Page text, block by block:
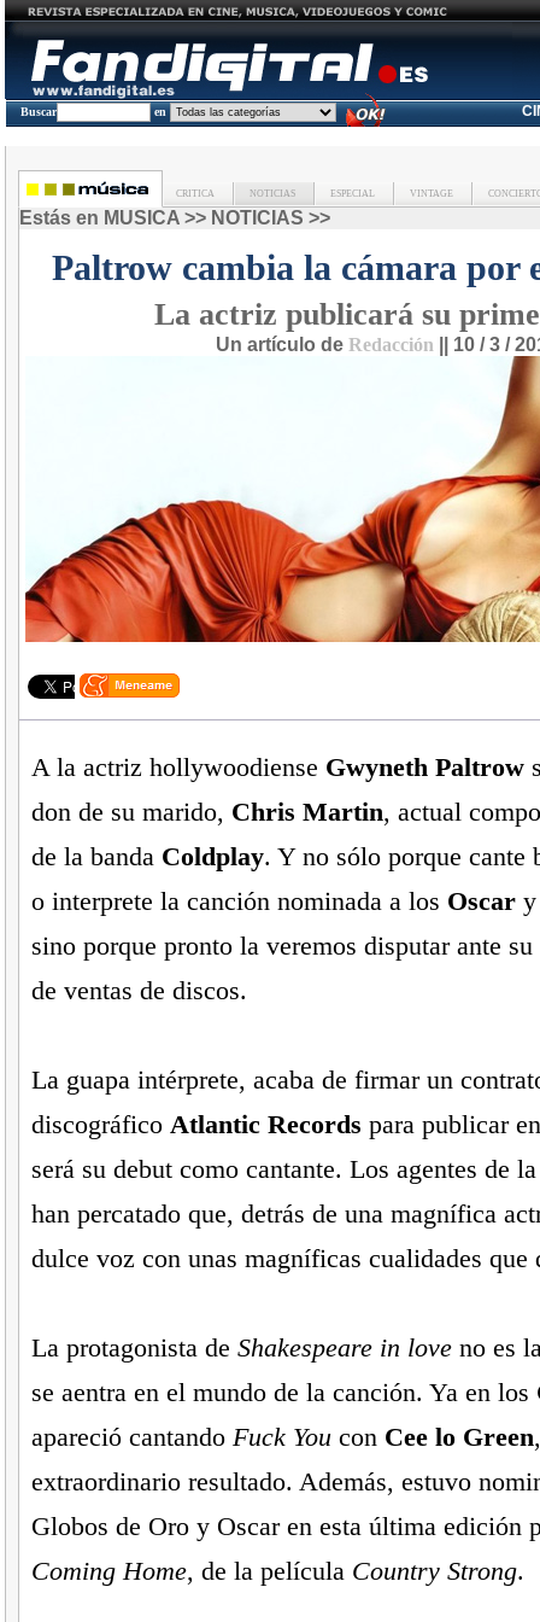
Buscar en
CRITICA NOTICIAS ESPECIAL VINTAGE
Estás en MUSICA >> NOTICIAS >>
Paltrow cambia la cámara por
La actriz publicará su
Un artículo de Redacción || 10 / 3 /
A la actriz hollywoodiense Gwyneth Paltrow
don de su marido, Chris Martin, actual
de la banda Coldplay. Y no sólo porque cante
o interprete la canción nominada a los Oscar
sino porque pronto la veremos disputar ante
de ventas de discos.
La guapa intérprete, acaba de firmar un
discográfico Atlantic Records para publicar
será su debut como cantante. Los agentes de
han percatado que, detrás de una magnífica
dulce voz con unas magníficas cualidades que
La protagonista de Shakespeare in loveno es
se aentra en el mundo de la canción. Ya en los
apareció cantando Fuck Youcon Cee lo Green
extraordinario resultado. Además, estuvo
Globos de Oro y Oscar en esta última edición
Coming Home, de la película Country Strong.